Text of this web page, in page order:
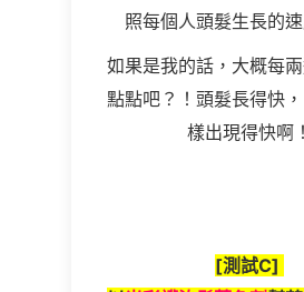
照每個人頭髮生長的
如果是我的話，大概每
點點吧？！頭髮長得快
樣出現得快啊！
[測試C]